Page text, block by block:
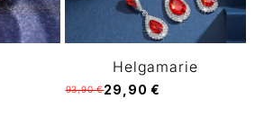
Helgamarie
93,90 €29,90 €